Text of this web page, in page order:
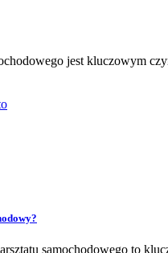
jest kluczowym
samochodowego to